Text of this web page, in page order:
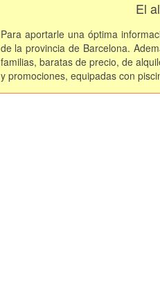
El
Para aportarle una óptima
de la provincia de Barcelona.
familias, baratas de precio, de
y promociones, equipadas con